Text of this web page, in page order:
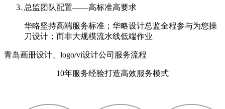
总监团队配置——高标准高要求
华略坚持高端服务标准；华略设计总监全程参与为您操
刀设计；而非大规模流水线低端作业
青岛画册设计、logo/vi设计公司服务流程
10年服务经验打造高效服务模式